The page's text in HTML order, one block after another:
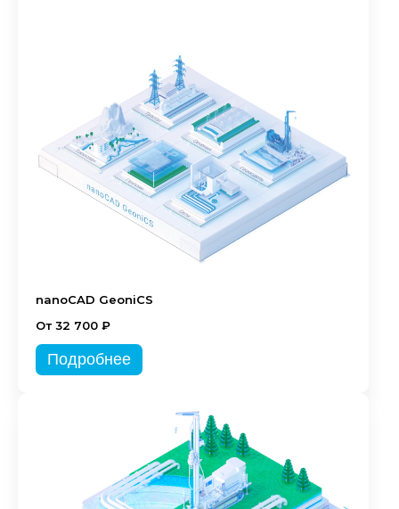
nanoCAD GeoniCS
От 32 700 ₽
Подробнее